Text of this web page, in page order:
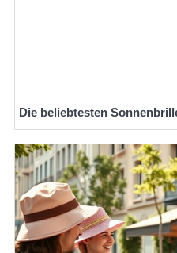
Die beliebtesten